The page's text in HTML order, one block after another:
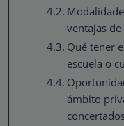
ventajas de
Qué tener
escuela o
ámbito